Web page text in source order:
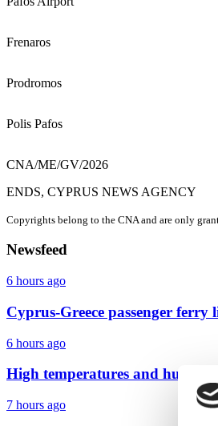
Frenaros
Prodromos
Polis Pafos
CNA/ME/GV/2026
ENDS, CYPRUS NEWS AGENCY
Copyrights belong to the CNA and are only
Newsfeed
6 hours ago
Cyprus-Greece passenger
6 hours ago
High temperatures and
7 hours ago